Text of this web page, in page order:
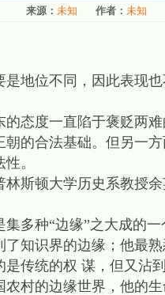
来源： 未知 作者： 未知
地位不同，因此表现
态度一直陷于褒贬两
朝的合法基础。但另一
。
林斯顿大学历史系教授
多种“边缘”之大成的
知识界的边缘；他最
是传统的权 谋，但又
村的边缘世界，他的